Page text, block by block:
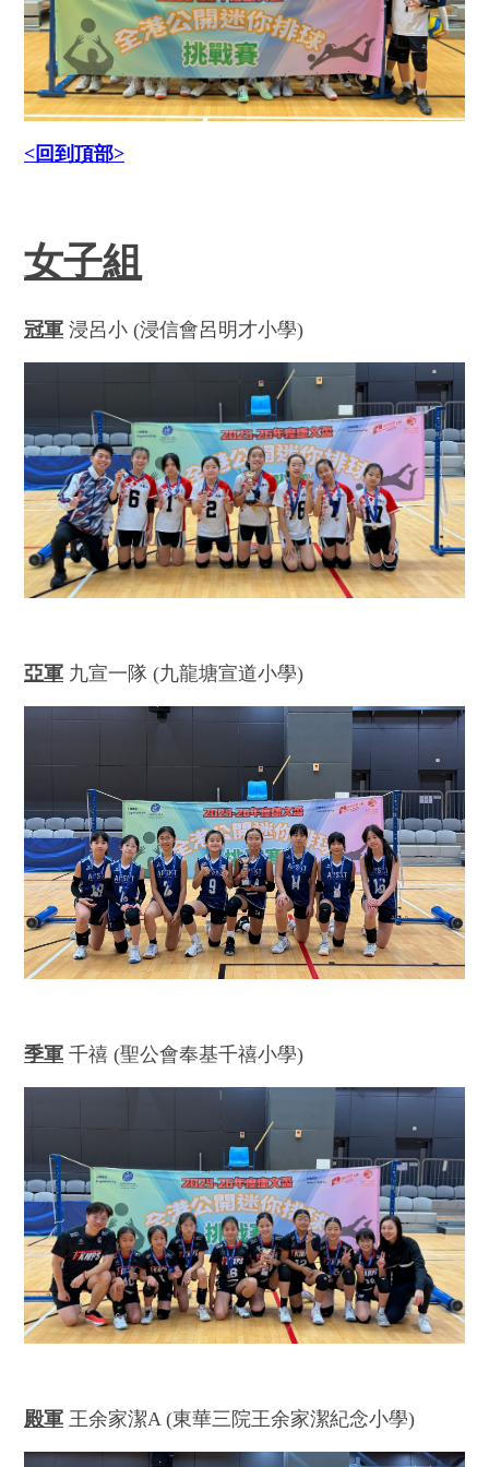
<回到頂部>
女子組
冠軍 浸呂小 (浸信會呂明才小學)
亞軍 九宣一隊 (九龍塘宣道小學)
季軍 千禧 (聖公會奉基千禧小學)
殿軍 王余家潔A (東華三院王余家潔紀念小學)